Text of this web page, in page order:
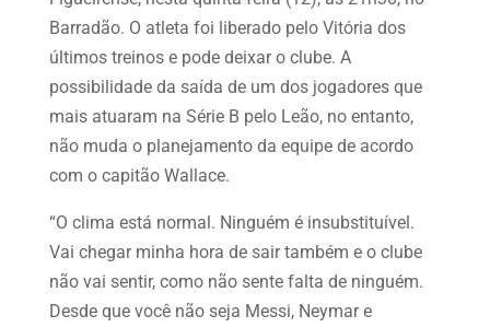
Barradão. O atleta foi liberado pelo Vitória dos
últimos treinos e pode deixar o clube. A
possibilidade da saída de um dos jogadores que
mais atuaram na Série B pelo Leão, no entanto,
não muda o planejamento da equipe de acordo
com o capitão Wallace.
“O clima está normal. Ninguém é insubstituível.
Vai chegar minha hora de sair também e o clube
não vai sentir, como não sente falta de ninguém.
Desde que você não seja Messi, Neymar e